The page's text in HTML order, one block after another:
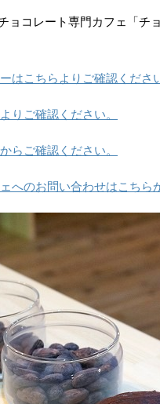
ョコレート専門カフェ「チ
はこちらよりご確認くださ
りご確認ください。
らご確認ください。
へのお問い合わせはこちら